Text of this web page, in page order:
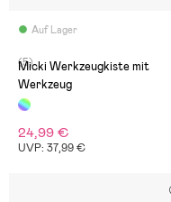
Auf Lager
(5)
Micki Werkzeugkiste mit
Werkzeug
24,99 €
UVP: 37,99 €